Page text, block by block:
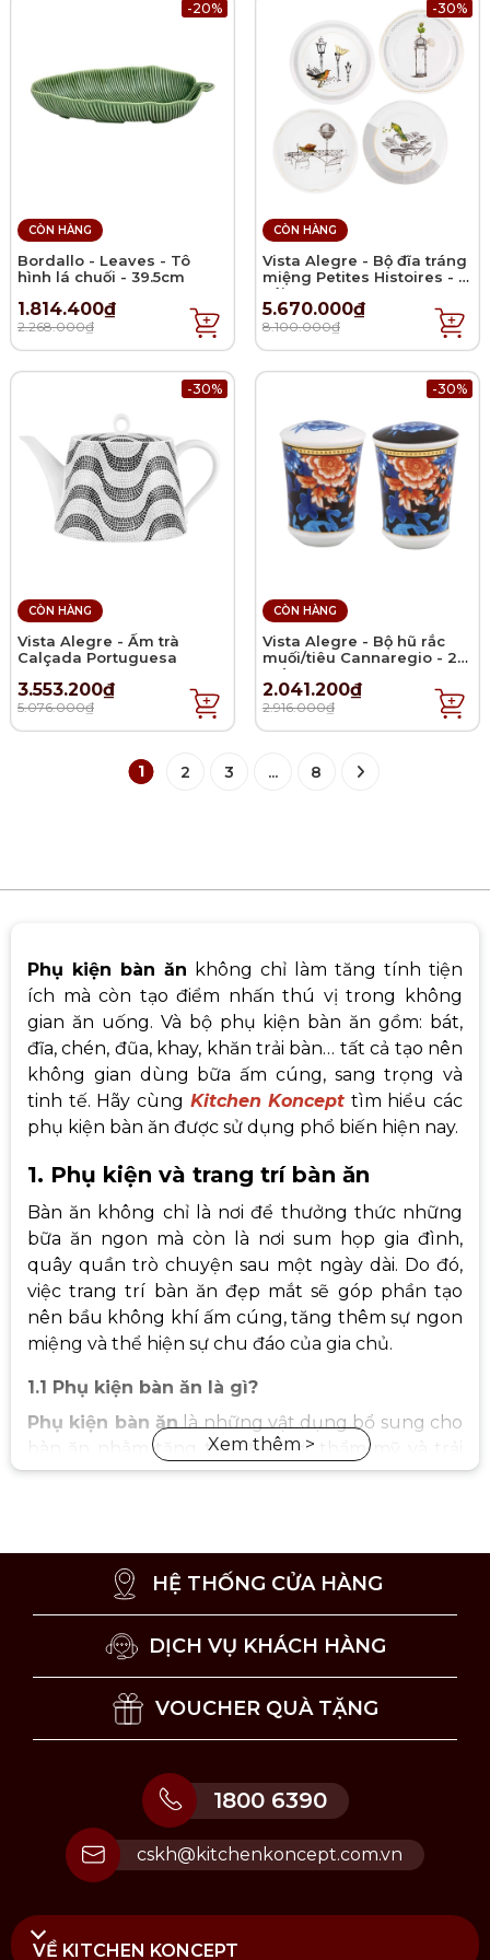
-20%
CÒN HÀNG
Bordallo - Leaves - Tô
hình lá chuối - 39.5cm
1.814.400₫
2.268.000₫
-30%
CÒN HÀNG
Vista Alegre - Bộ đĩa tráng
miệng Petites Histoires - 4
cái
5.670.000₫
8.100.000₫
-30%
CÒN HÀNG
Vista Alegre - Ấm trà
Calçada Portuguesa
3.553.200₫
5.076.000₫
-30%
CÒN HÀNG
Vista Alegre - Bộ hũ rắc
muối/tiêu Cannaregio - 2
món
2.041.200₫
2.916.000₫
1 2 3 ... 8
Phụ kiện bàn ăn không chỉ làm tăng tính tiện
ích mà còn tạo điểm nhấn thú vị trong không
gian ăn uống. Và bộ phụ kiện bàn ăn gồm: bát,
đĩa, chén, đũa, khay, khăn trải bàn… tất cả tạo nên
không gian dùng bữa ấm cúng, sang trọng và
tinh tế. Hãy cùng Kitchen Koncept tìm hiểu các
phụ kiện bàn ăn được sử dụng phổ biến hiện nay.
1. Phụ kiện và trang trí bàn ăn
Bàn ăn không chỉ là nơi để thưởng thức những
bữa ăn ngon mà còn là nơi sum họp gia đình,
quây quần trò chuyện sau một ngày dài. Do đó,
việc trang trí bàn ăn đẹp mắt sẽ góp phần tạo
nên bầu không khí ấm cúng, tăng thêm sự ngon
miệng và thể hiện sự chu đáo của gia chủ.
1.1 Phụ kiện bàn ăn là gì?
Phụ kiện bàn ănlà những vật dụng bổ sung cho
bàn ăn nhằm tăng tính tiện lợi, thẩm mỹ và trải
nghiệm khi sử dụng. Chúng có thể bao gồm
trang trí, bộ chén đĩa…
HỆ THỐNG CỬA HÀNG
DỊCH VỤ KHÁCH HÀNG
VOUCHER QUÀ TẶNG
1800 6390
cskh@kitchenkoncept.com.vn
VỀ KITCHEN KONCEPT